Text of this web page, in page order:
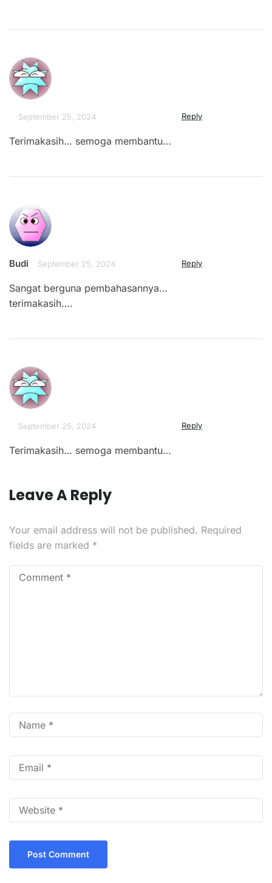
September 25, 2024 Reply
Terimakasih… semoga membantu…
Budi September 25, 2024 Reply
Sangat berguna pembahasannya…
terimakasih….
September 25, 2024 Reply
Terimakasih… semoga membantu…
Leave A Reply
Your email address will not be published. Required
fields are marked *